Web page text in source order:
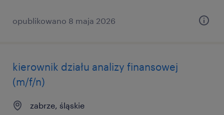
opublikowano 8 maja 2026
kierownik działu analizy finansowej
(m/f/n)
zabrze, śląskie